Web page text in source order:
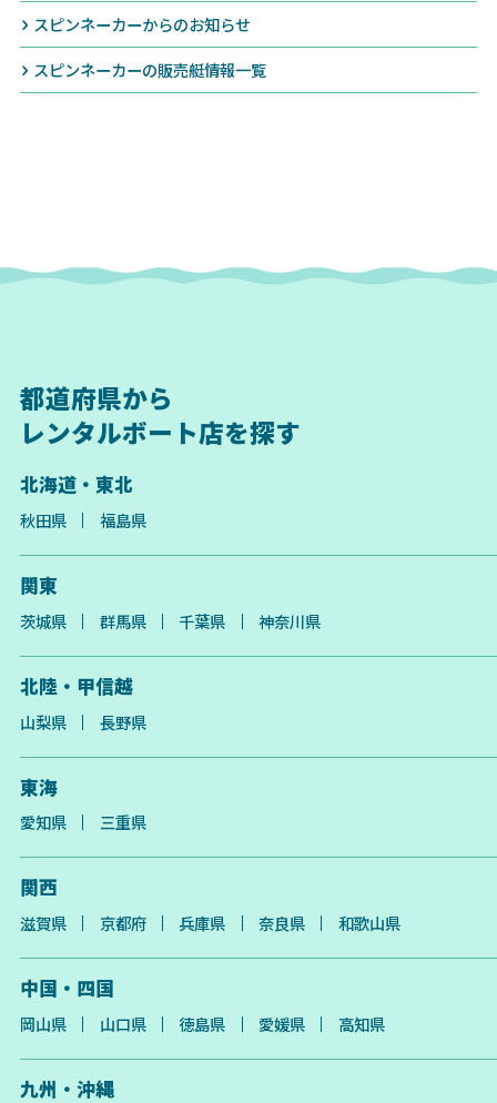
スピンネーカーからのお知らせ
スピンネーカーの販売艇情報一覧
都道府県から
レンタルボート店を探す
北海道・東北
秋田県 福島県
関東
茨城県 群馬県 千葉県 神奈川県
北陸・甲信越
山梨県 長野県
東海
愛知県 三重県
関西
滋賀県 京都府 兵庫県 奈良県 和歌山県
中国・四国
岡山県 山口県 徳島県 愛媛県 高知県
九州・沖縄